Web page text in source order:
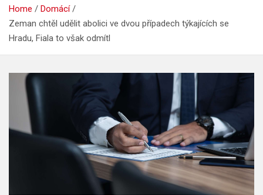
Home
Domácí
Zeman chtěl udělit abolici ve dvou případech týkajících se
Hradu, Fiala to však odmítl